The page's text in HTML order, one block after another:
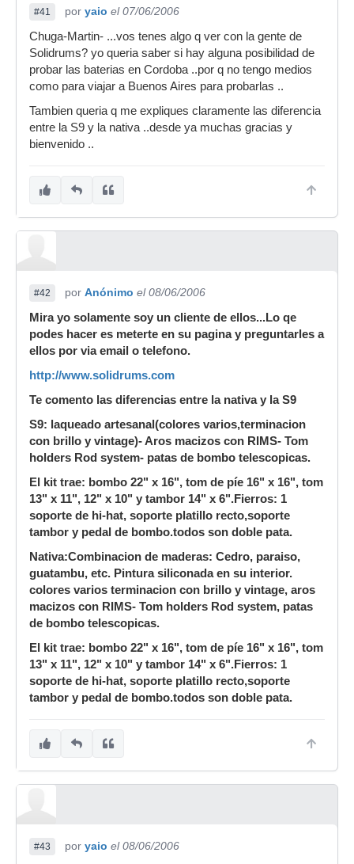
#41 por yaio el 07/06/2006
Chuga-Martin- ...vos tenes algo q ver con la gente de
Solidrums? yo queria saber si hay alguna posibilidad de
probar las baterias en Cordoba ..por q no tengo medios
como para viajar a Buenos Aires para probarlas ..
Tambien queria q me expliques claramente las diferencia
entre la S9 y la nativa ..desde ya muchas gracias y
bienvenido ..
#42 por Anónimo el 08/06/2006
Mira yo solamente soy un cliente de ellos...Lo qe
podes hacer es meterte en su pagina y preguntarles a
ellos por via email o telefono.
http://www.solidrums.com
Te comento las diferencias entre la nativa y la S9
S9: laqueado artesanal(colores varios,terminacion
con brillo y vintage)- Aros macizos con RIMS- Tom
holders Rod system- patas de bombo telescopicas.
El kit trae: bombo 22" x 16", tom de píe 16" x 16", tom
13" x 11", 12" x 10" y tambor 14" x 6".Fierros: 1
soporte de hi-hat, soporte platillo recto,soporte
tambor y pedal de bombo.todos son doble pata.
Nativa:Combinacion de maderas: Cedro, paraiso,
guatambu, etc. Pintura siliconada en su interior.
colores varios terminacion con brillo y vintage, aros
macizos con RIMS- Tom holders Rod system, patas
de bombo telescopicas.
El kit trae: bombo 22" x 16", tom de píe 16" x 16", tom
13" x 11", 12" x 10" y tambor 14" x 6".Fierros: 1
soporte de hi-hat, soporte platillo recto,soporte
tambor y pedal de bombo.todos son doble pata.
#43 por yaio el 08/06/2006